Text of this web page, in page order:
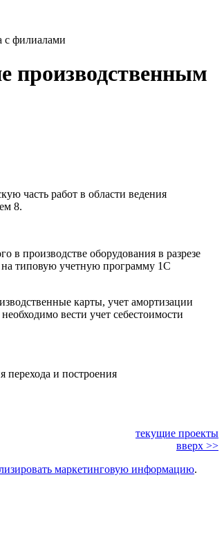
с филиалами
производственным
часть работ в области ведения
8.
в производстве оборудования в разрезе
на типовую учетную программу 1С
карты, учет амортизации
вести учет себестоимости
перехода и построения
текущие проекты
вверх >>
маркетинговую информацию.